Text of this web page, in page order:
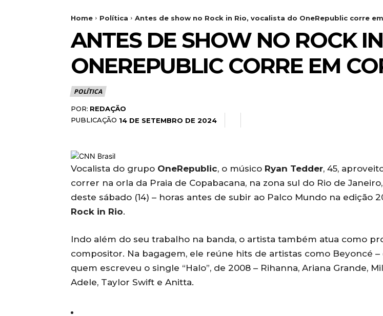
Home Política Antes de show no Rock in Rio, vocalista do OneRepublic corre
ANTES DE SHOW NO ROCK
ONEREPUBLIC CORRE EM
POLÍTICA
POR: REDAÇÃO
PUBLICAÇÃO 14 DE SETEMBRO DE 2024
Vocalista do grupo OneRepublic, o músico Ryan Tedder, 45,
correr na orla da Praia de Copabacana, na zona sul do Rio de
deste sábado (14) – horas antes de subir ao Palco Mundo na edição
Rock in Rio.
Indo além do seu trabalho na banda, o artista também atua como
compositor. Na bagagem, ele reúne hits de artistas como Beyoncé –
quem escreveu o single “Halo”, de 2008 – Rihanna, Ariana Grande,
Adele, Taylor Swift e Anitta.